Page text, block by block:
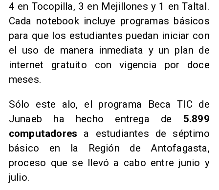
4 en Tocopilla, 3 en Mejillones y 1 en Taltal.
Cada notebook incluye programas básicos
para que los estudiantes puedan iniciar con
el uso de manera inmediata y un plan de
internet gratuito con vigencia por doce
meses.
Sólo este alo, el programa Beca TIC de
Junaeb ha hecho entrega de 5.899
computadores a estudiantes de séptimo
básico en la Región de Antofagasta,
proceso que se llevó a cabo entre junio y
julio.